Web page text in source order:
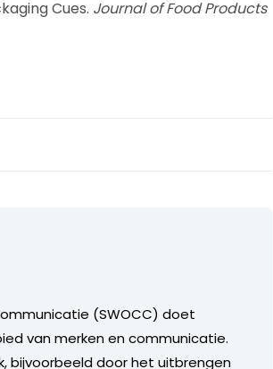
Cues. Journal of Food Products
(SWOCC) doet
van merken en communicatie.
bijvoorbeeld door het uitbrengen